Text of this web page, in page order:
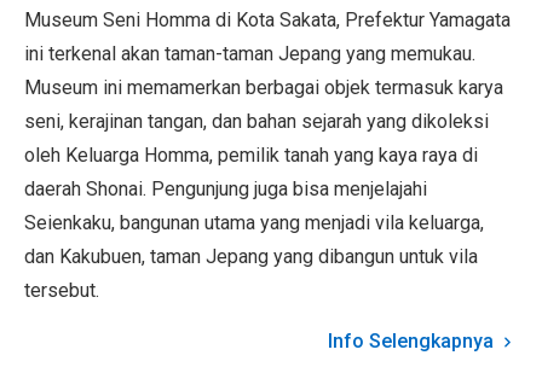
Museum Seni Homma di Kota Sakata, Prefektur Yamagata
ini terkenal akan taman-taman Jepang yang memukau.
Museum ini memamerkan berbagai objek termasuk karya
seni, kerajinan tangan, dan bahan sejarah yang dikoleksi
oleh Keluarga Homma, pemilik tanah yang kaya raya di
daerah Shonai. Pengunjung juga bisa menjelajahi
Seienkaku, bangunan utama yang menjadi vila keluarga,
dan Kakubuen, taman Jepang yang dibangun untuk vila
tersebut.
Info Selengkapnya